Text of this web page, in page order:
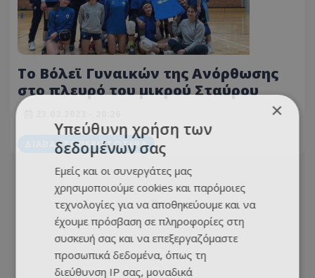
Το Βόλεϊ Γυναικών της Ανόρθωσης
στο πλευρό του μικρού Σταύρου
ΔΙΑΒΆΣΤΕ ΠΕΡΙΣΣΌΤΕΡΑ
×
Υπεύθυνη χρήση των
δεδομένων σας
Εμείς και οι συνεργάτες μας
χρησιμοποιούμε cookies και παρόμοιες
τεχνολογίες για να αποθηκεύουμε και να
έχουμε πρόσβαση σε πληροφορίες στη
συσκευή σας και να επεξεργαζόμαστε
προσωπικά δεδομένα, όπως τη
διεύθυνση IP σας, μοναδικά